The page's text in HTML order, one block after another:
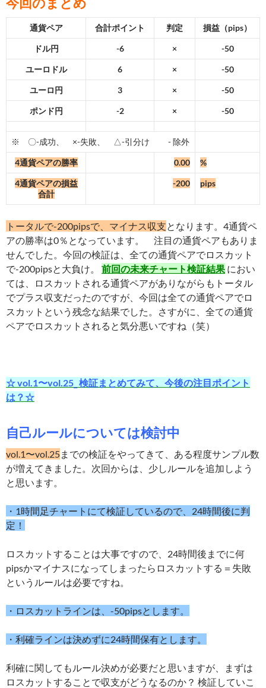
通貨ペア 合計ポイント 判定 損益（pips）
ドル円 -6 × -50
ユーロドル 6 × -50
ユーロ円 3 × -50
ポンド円 -2 × -50
※ 〇-成功、 ×-失敗、 △-引分け - 除外
4通貨ペアの勝率 0.00 %
4通貨ペアの損益
合計
-200 pips
トータルで-200pipsで、マイナス収支 となります。4通貨ペ
アの勝率は0％となっています。 注目の通貨ペアもありま
せんでした。今回の検証は、全ての通貨ペアでロスカット
で-200pipsと大負け。 前回の未来チャート検証結果 におい
ては、ロスカットされる通貨ペアがありながらもトータル
でプラス収支だったのですが、今回は全ての通貨ペアでロ
スカットという残念な結果でした。さすがに、全ての通貨
ペアでロスカットされると気分悪いですね（笑）
☆ vol.1〜vol.25_ 検証まとめてみて、今後の注目ポイント
は？☆
自己ルールについては検討中
vol.1〜vol.25までの検証をやってきて、ある程度サンプル数
が増えてきました。次回からは、少しルールを追加しよう
と思います。
・1時間足チャートにて検証しているので、24時間後に判
定！
ロスカットすることは大事ですので、24時間後までに何
pipsかマイナスになってしまったらロスカットする＝失敗
というルールは必要ですね。
・ロスカットラインは、-50pipsとします。
・利確ラインは決めずに24時間保有とします。
利確に関してもルール決めが必要だと思いますが、まずは
ロスカットすることで収支がどうなるのか？ 検証していこ